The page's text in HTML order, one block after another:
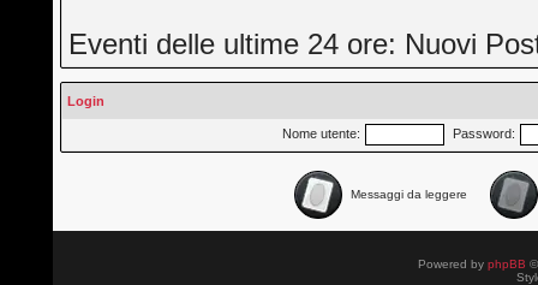
Eventi delle ultime 24 ore: Nuovi
Login
Nome utente: Password:
Messaggi da leggere
Powered by phpBB